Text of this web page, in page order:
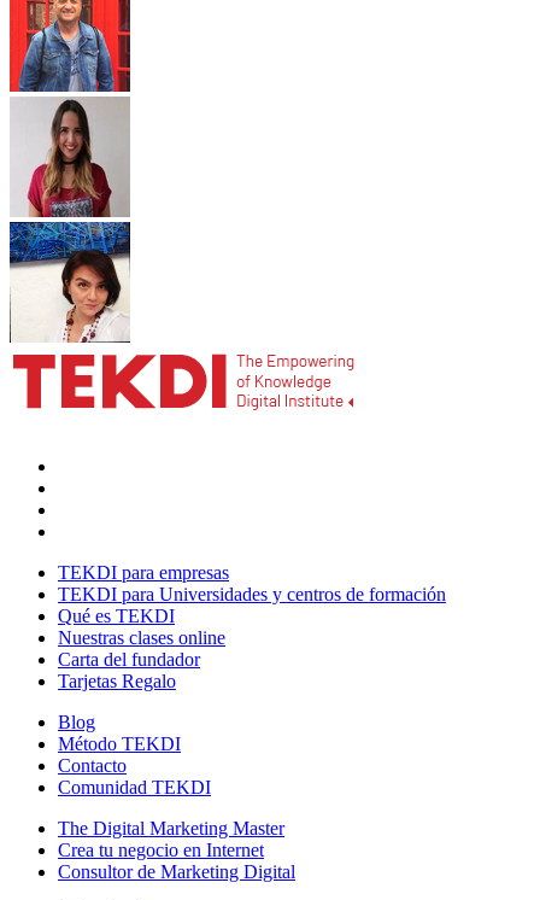
TEKDI para empresas
TEKDI para Universidades y centros de formación
Qué es TEKDI
Nuestras clases online
Carta del fundador
Tarjetas Regalo
Blog
Método TEKDI
Contacto
Comunidad TEKDI
The Digital Marketing Master
Crea tu negocio en Internet
Consultor de Marketing Digital